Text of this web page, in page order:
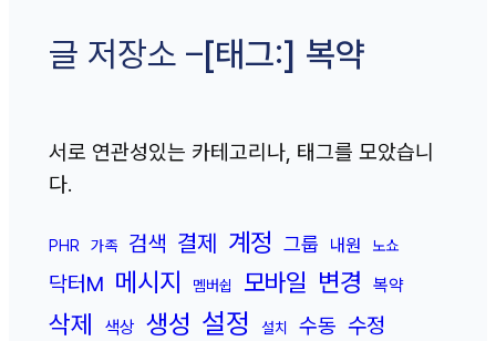
글 저장소 –[태그:] 복약
서로 연관성있는 카테고리나, 태그를 모았습니
다.
PHR 가족 검색 결제 계정 그룹 내원 노쇼
닥터M 메시지 멤버쉽 모바일 변경 복약
삭제 색상 생성 설정 설치 수동 수정